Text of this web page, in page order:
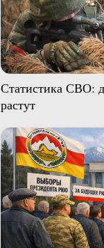
Статистика СВО:
растут